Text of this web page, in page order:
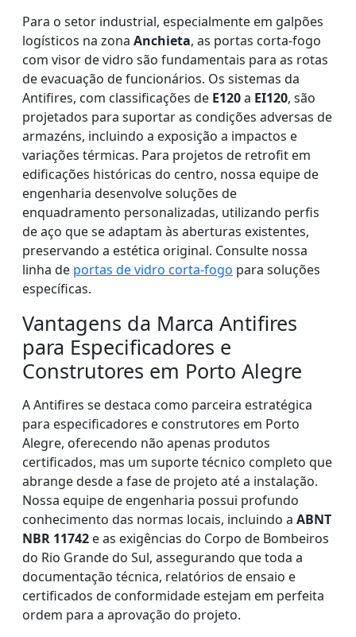
Para o setor industrial, especialmente em galpões
logísticos na zona Anchieta, as portas corta-fogo
com visor de vidro são fundamentais para as rotas
de evacuação de funcionários. Os sistemas da
Antifires, com classificações de E120a EI120, são
projetados para suportar as condições adversas de
armazéns, incluindo a exposição a impactos e
variações térmicas. Para projetos de retrofit em
edificações históricas do centro, nossa equipe de
engenharia desenvolve soluções de
enquadramento personalizadas, utilizando perfis
de aço que se adaptam às aberturas existentes,
preservando a estética original. Consulte nossa
linha de portas de vidro corta-fogo para soluções
específicas.
Vantagens da Marca Antifires
para Especificadores e
Construtores em Porto Alegre
A Antifires se destaca como parceira estratégica
para especificadores e construtores em Porto
Alegre, oferecendo não apenas produtos
certificados, mas um suporte técnico completo que
abrange desde a fase de projeto até a instalação.
Nossa equipe de engenharia possui profundo
conhecimento das normas locais, incluindo a ABNT
NBR 11742 e as exigências do Corpo de Bombeiros
do Rio Grande do Sul, assegurando que toda a
documentação técnica, relatórios de ensaio e
certificados de conformidade estejam em perfeita
ordem para a aprovação do projeto.